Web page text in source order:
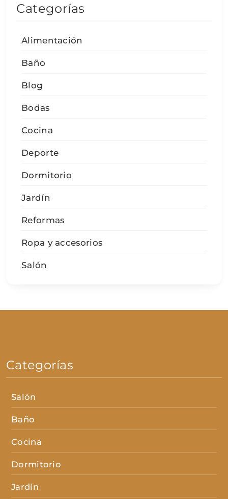
Categorías
Alimentación
Baño
Blog
Bodas
Cocina
Deporte
Dormitorio
Jardín
Reformas
Ropa y accesorios
Salón
Categorías
Salón
Baño
Cocina
Dormitorio
Jardín